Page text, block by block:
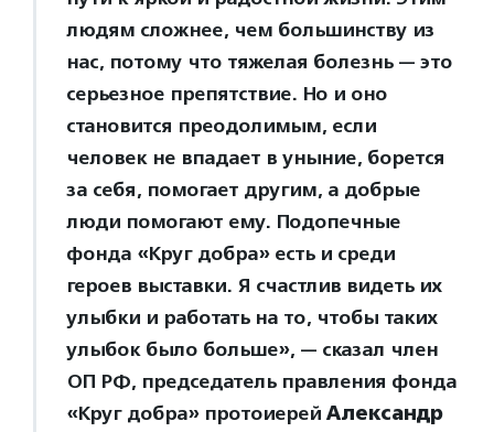
людям сложнее, чем большинству из
нас, потому что тяжелая болезнь — это
серьезное препятствие. Но и оно
становится преодолимым, если
человек не впадает в уныние, борется
за себя, помогает другим, а добрые
люди помогают ему. Подопечные
фонда «Круг добра» есть и среди
героев выставки. Я счастлив видеть их
улыбки и работать на то, чтобы таких
улыбок было больше», — сказал член
ОП РФ, председатель правления фонда
«Круг добра» протоиерей Александр